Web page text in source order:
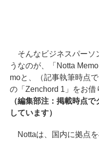
そんなビジネスパーソ
うなのが、「Notta
moと、（記事執筆時点
の「Zenchord 1」をお借
（編集部注：掲載時点
しています）
Nottaは、国内に拠点